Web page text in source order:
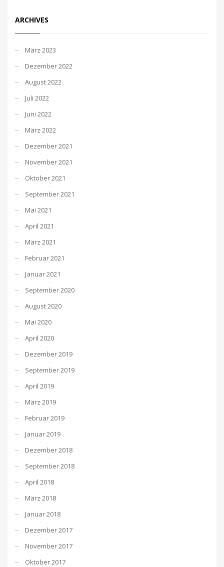
ARCHIVES
März 2023
Dezember 2022
August 2022
Juli 2022
Juni 2022
März 2022
Dezember 2021
November 2021
Oktober 2021
September 2021
Mai 2021
April 2021
März 2021
Februar 2021
Januar 2021
September 2020
August 2020
Mai 2020
April 2020
Dezember 2019
September 2019
April 2019
März 2019
Februar 2019
Januar 2019
Dezember 2018
September 2018
April 2018
März 2018
Januar 2018
Dezember 2017
November 2017
Oktober 2017